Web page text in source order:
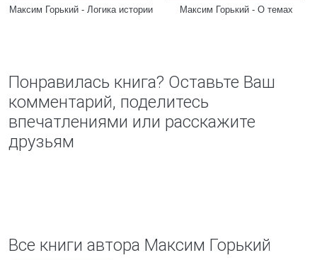
Максим Горький - Логика истории Максим Горький - О темах
Понравилась книга? Оставьте Ваш
комментарий, поделитесь
впечатлениями или расскажите
друзьям
Все книги автора Максим Горький